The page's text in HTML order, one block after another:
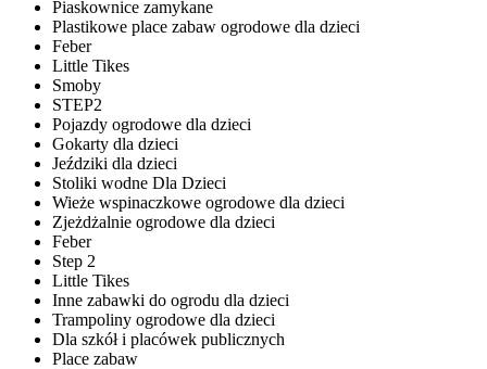
Piaskownice zamykane
Plastikowe place zabaw ogrodowe dla dzieci
Feber
Little Tikes
Smoby
STEP2
Pojazdy ogrodowe dla dzieci
Gokarty dla dzieci
Jeździki dla dzieci
Stoliki wodne Dla Dzieci
Wieże wspinaczkowe ogrodowe dla dzieci
Zjeżdżalnie ogrodowe dla dzieci
Feber
Step 2
Little Tikes
Inne zabawki do ogrodu dla dzieci
Trampoliny ogrodowe dla dzieci
Dla szkół i placówek publicznych
Place zabaw